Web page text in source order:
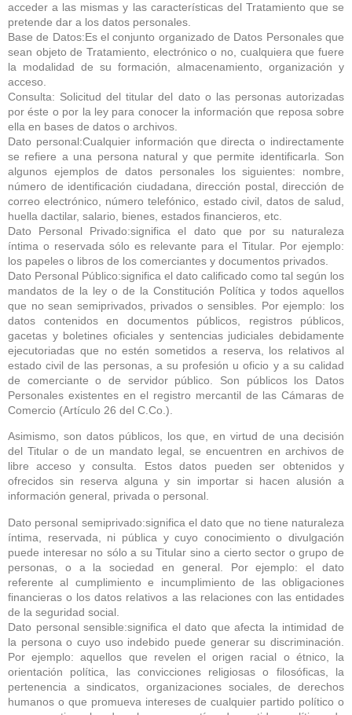
acceder a las mismas y las características del Tratamiento que se
pretende dar a los datos personales.
Base de Datos:Es el conjunto organizado de Datos Personales que
sean objeto de Tratamiento, electrónico o no, cualquiera que fuere
la modalidad de su formación, almacenamiento, organización y
acceso.
Consulta: Solicitud del titular del dato o las personas autorizadas
por éste o por la ley para conocer la información que reposa sobre
ella en bases de datos o archivos.
Dato personal:Cualquier información que directa o indirectamente
se refiere a una persona natural y que permite identificarla. Son
algunos ejemplos de datos personales los siguientes: nombre,
número de identificación ciudadana, dirección postal, dirección de
correo electrónico, número telefónico, estado civil, datos de salud,
huella dactilar, salario, bienes, estados financieros, etc.
Dato Personal Privado:significa el dato que por su naturaleza
íntima o reservada sólo es relevante para el Titular. Por ejemplo:
los papeles o libros de los comerciantes y documentos privados.
Dato Personal Público:significa el dato calificado como tal según los
mandatos de la ley o de la Constitución Política y todos aquellos
que no sean semiprivados, privados o sensibles. Por ejemplo: los
datos contenidos en documentos públicos, registros públicos,
gacetas y boletines oficiales y sentencias judiciales debidamente
ejecutoriadas que no estén sometidos a reserva, los relativos al
estado civil de las personas, a su profesión u oficio y a su calidad
de comerciante o de servidor público. Son públicos los Datos
Personales existentes en el registro mercantil de las Cámaras de
Comercio (Artículo 26 del C.Co.).
Asimismo, son datos públicos, los que, en virtud de una decisión
del Titular o de un mandato legal, se encuentren en archivos de
libre acceso y consulta. Estos datos pueden ser obtenidos y
ofrecidos sin reserva alguna y sin importar si hacen alusión a
información general, privada o personal.
Dato personal semiprivado:significa el dato que no tiene naturaleza
íntima, reservada, ni pública y cuyo conocimiento o divulgación
puede interesar no sólo a su Titular sino a cierto sector o grupo de
personas, o a la sociedad en general. Por ejemplo: el dato
referente al cumplimiento e incumplimiento de las obligaciones
financieras o los datos relativos a las relaciones con las entidades
de la seguridad social.
Dato personal sensible:significa el dato que afecta la intimidad de
la persona o cuyo uso indebido puede generar su discriminación.
Por ejemplo: aquellos que revelen el origen racial o étnico, la
orientación política, las convicciones religiosas o filosóficas, la
pertenencia a sindicatos, organizaciones sociales, de derechos
humanos o que promueva intereses de cualquier partido político o